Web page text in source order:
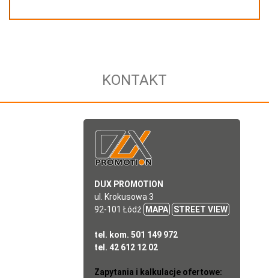
KONTAKT
DUX PROMOTION
ul. Krokusowa 3
92-101 Łódź
MAPA STREET VIEW
tel. kom. 501 149 972
tel. 42 612 12 02
Zapytania i kalkulacje ofertowe: